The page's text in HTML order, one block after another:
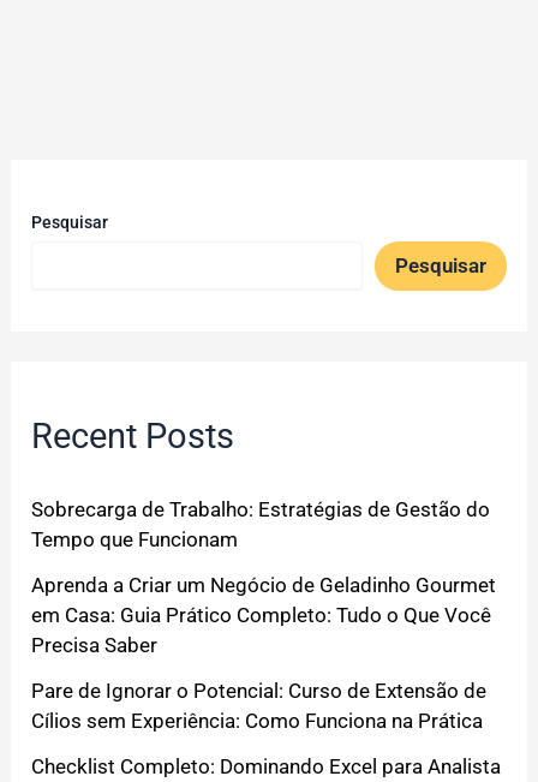
Pesquisar
Pesquisar
Recent Posts
Sobrecarga de Trabalho: Estratégias de Gestão do
Tempo que Funcionam
Aprenda a Criar um Negócio de Geladinho Gourmet
em Casa: Guia Prático Completo: Tudo o Que Você
Precisa Saber
Pare de Ignorar o Potencial: Curso de Extensão de
Cílios sem Experiência: Como Funciona na Prática
Checklist Completo: Dominando Excel para Analista